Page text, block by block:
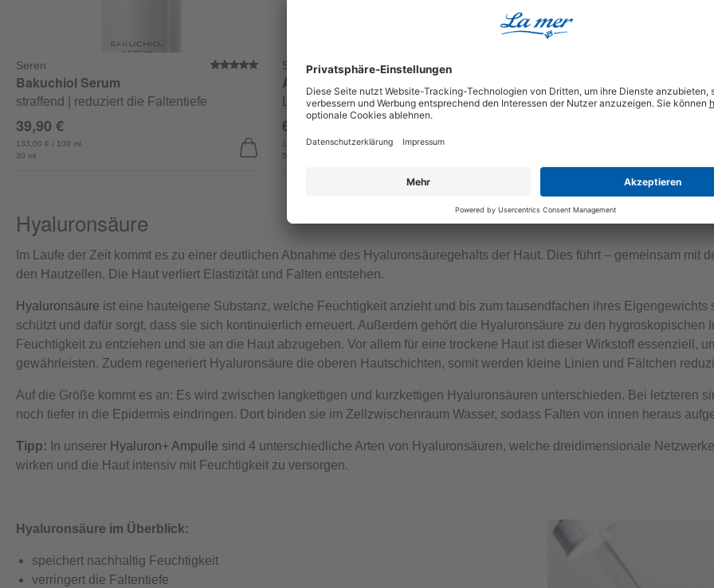
Seren
Durchschnittliche Bewertung von 5 von 5 Sternen
Bakuchiol Serum
straffend | reduziert die Faltentiefe
30 ml
133,00 € / 100 ml
39,90 €
Supreme Lift
Durchschnittliche Bewertung von
Anti Age Cream Tag
Lifting | Feuchtigkeit
50 ml
139,80 € / 100 ml
69,90 €
Lifting | Regeneration
Hyaluronsäure
Im Laufe der Zeit kommt es zu einer deutlichen Abnahme des Hyaluronsäuregehalts der Haut. Dies führt – gemeinsam mit
den Hautzellen. Die Haut verliert Elastizität und Falten entstehen.
Hyaluronsäure ist eine hauteigene Substanz, welche Feuchtigkeit anzieht und bis zum tausendfachen ihres
schützt und dafür sorgt, dass sie sich kontinuierlich erneuert. Außerdem gehört die Hyaluronsäure zu den
Feuchtigkeit zu entziehen und sie an die Haut abzugeben. Vor allem für eine trockene Haut ist dieser Wirkstoff essenziell,
gewährleisten. Zudem regeneriert Hyaluronsäure die oberen Hautschichten, somit werden kleine Linien und Fältchen
Auf die Größe kommt es an: Es wird zwischen langkettigen und kurzkettigen Hyaluronsäuren unterschieden. Bei letzteren
noch tiefer in die Epidermis eindringen. Dort binden sie im Zellzwischenraum Wasser, sodass Falten von innen heraus
Tipp: In unserer Hyaluron+ Ampulle sind 4 unterschiedliche Arten von Hyaluronsäuren, welche dreidimensionale
wirken und die Haut intensiv mit Feuchtigkeit zu versorgen.
Hyaluronsäure im Überblick:
speichert nachhaltig Feuchtigkeit
verringert die Faltentiefe